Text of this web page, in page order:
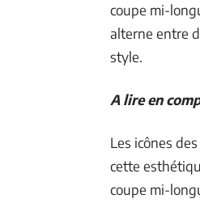
coupe mi-
alterne entre
style.
A lire en
Les icônes
cette
coupe mi-